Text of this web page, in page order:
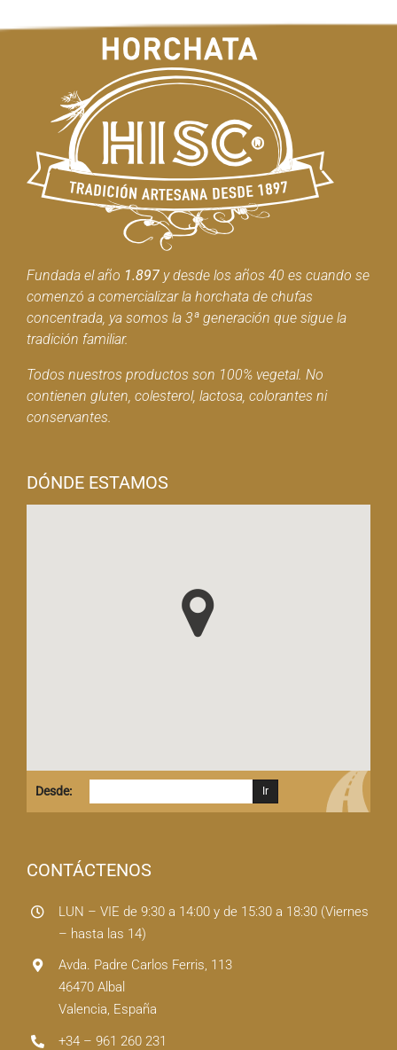
Fundada el año 1.897y desde los años 40 es cuando se
comenzó a comercializar la horchata de chufas
concentrada, ya somos la 3ª generación que sigue la
tradición familiar.
Todos nuestros productos son 100% vegetal. No
contienen gluten, colesterol, lactosa, colorantes ni
conservantes.
DÓNDE ESTAMOS
Desde:
CONTÁCTENOS
LUN – VIE de 9:30 a 14:00 y de 15:30 a 18:30 (Viernes
– hasta las 14)
Avda. Padre Carlos Ferris, 113
46470 Albal
Valencia, España
+34 – 961 260 231